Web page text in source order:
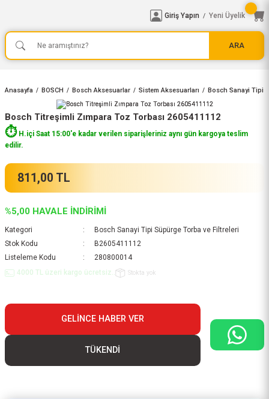
ARA
Giriş Yapın / Yeni Üyelik
Anasayfa BOSCH Bosch Aksesuarlar Sistem Aksesuarları Bosch Sanayi Tipi
Bosch Titreşimli Zımpara Toz Torbası 2605411112
⏱️H.içi Saat 15:00'e kadar verilen siparişleriniz aynı gün kargoya teslim
edilir.
811,00 TL
%5,00 HAVALE İNDİRİMİ
Kategori
Bosch Sanayi Tipi Süpürge Torba ve Filtreleri
Stok Kodu
B2605411112
Listeleme Kodu
280800014
4000 TL üzeri kargo ücretsiz..
Stokta yok
GELINCE HABER VER
TÜKENDİ